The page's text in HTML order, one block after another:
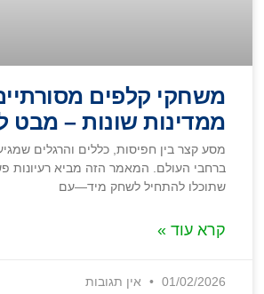
משחקי קלפים
ממדינות שונות – מבט
מסע קצר בין חפיסות, כללים והרגלים
ברחבי העולם. המאמר הזה מביא רעיונות
שתוכלו להתחיל לשחק מיד—עם
קרא עוד »
01/02/2026 אין תגובות